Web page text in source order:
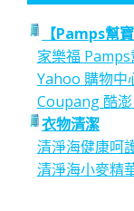
【Pamps幫
家樂福
Yahoo 購物中
Coupang 酷
衣物清潔
清淨海健康呵
清淨海小麥精